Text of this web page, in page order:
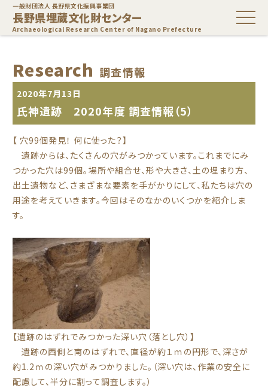
一般財団法人 長野県文化振興事業団
長野県埋蔵文化財センター
Archaeological Research Center of Nagano Prefecture
Research 調査情報
2020年7月13日
氏神遺跡 2020年度 調査情報（5）
【 穴99個発見！ 何に使った？】
遺跡からは、たくさんの穴がみつかっています。これまでにみ
つかった穴は99個。場所や組合せ、形や大きさ、土の埋まり方、
出土遺物など、さまざまな要素を手がかりにして、私たちは穴の
用途を考えていきます。今回はそのなかのいくつかを紹介しま
す。
【遺跡のはずれでみつかった深い穴（落とし穴）】
遺跡の西側と南のはずれで、直径が約１ｍの円形で、深さが
約1.2ｍの深い穴がみつかりました。（深い穴は、作業の安全に
配慮して、半分に割って調査します。）